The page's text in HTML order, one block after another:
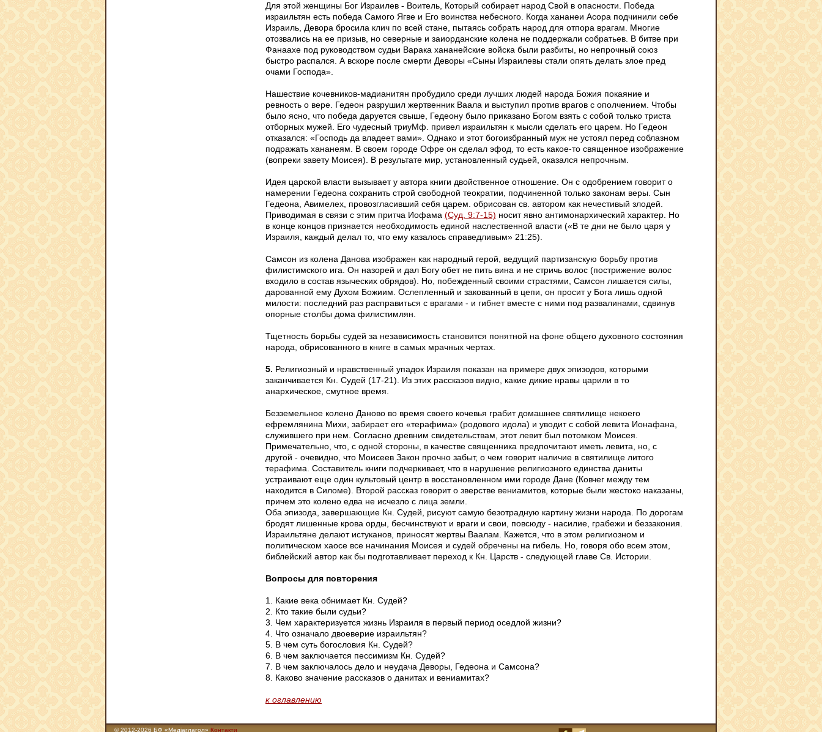
Для этой женщины Бог Израилев - Воитель, Который собирает народ Свой в опасности. Победа
израильтян есть победа Самого Ягве и Его воинства небесного. Когда хананеи Асора подчинили себе
Израиль, Девора бросила клич по всей стане, пытаясь собрать народ для отпора врагам. Многие
отозвались на ее призыв, но северные и заиорданские колена не поддержали собратьев. В битве при
Фанаахе под руководством судьи Варака хананейские войска были разбиты, но непрочный союз
быстро распался. А вскоре после смерти Деворы «Сыны Израилевы стали опять делать злое пред
очами Господа».
Нашествие кочевников-мадианитян пробудило среди лучших людей народа Божия покаяние и
ревность о вере. Гедеон разрушил жертвенник Ваала и выступил против врагов с ополчением. Чтобы
было ясно, что победа даруется свыше, Гедеону было приказано Богом взять с собой только триста
отборных мужей. Его чудесный триуМф. привел израильтян к мысли сделать его царем. Но Гедеон
отказался: «Господь да владеет вами». Однако и этот богоизбранный муж не устоял перед соблазном
подражать хананеям. В своем городе Офре он сделал эфод, то есть какое-то священное изображение
(вопреки завету Моисея). В результате мир, установленный судьей, оказался непрочным.
Идея царской власти вызывает у автора книги двойственное отношение. Он с одобрением говорит о
намерении Гедеона сохранить строй свободной теократии, подчиненной только законам веры. Сын
Гедеона, Авимелех, провозгласивший себя царем. обрисован св. автором как нечестивый злодей.
Приводимая в связи с этим притча Иофама (Суд. 9:7-15) носит явно антимонархический характер. Но
в конце концов признается необходимость единой наслественной власти («В те дни не было царя у
Израиля, каждый делал то, что ему казалось справедливым» 21:25).
Самсон из колена Данова изображен как народный герой, ведущий партизанскую борьбу против
филистимского ига. Он назорей и дал Богу обет не пить вина и не стричь волос (пострижение волос
входило в состав языческих обрядов). Но, побежденный своими страстями, Самсон лишается силы,
дарованной ему Духом Божиим. Ослепленный и закованный в цепи, он просит у Бога лишь одной
милости: последний раз расправиться с врагами - и гибнет вместе с ними под развалинами, сдвинув
опорные столбы дома филистимлян.
Тщетность борьбы судей за независимость становится понятной на фоне общего духовного состояния
народа, обрисованного в книге в самых мрачных чертах.
5. Религиозный и нравственный упадок Израиля показан на примере двух эпизодов, которыми
заканчивается Кн. Судей (17-21). Из этих рассказов видно, какие дикие нравы царили в то
анархическое, смутное время.
Безземельное колено Даново во время своего кочевья грабит домашнее святилище некоего
ефремлянина Михи, забирает его «терафима» (родового идола) и уводит с собой левита Ионафана,
служившего при нем. Согласно древним свидетельствам, этот левит был потомком Моисея.
Примечательно, что, с одной стороны, в качестве священника предпочитают иметь левита, но, с
другой - очевидно, что Моисеев Закон прочно забыт, о чем говорит наличие в святилище литого
терафима. Составитель книги подчеркивает, что в нарушение религиозного единства даниты
устраивают еще один культовый центр в восстановленном ими городе Дане (Ковчег между тем
находится в Силоме). Второй рассказ говорит о зверстве вениамитов, которые были жестоко наказаны,
причем это колено едва не исчезло с лица земли.
Оба эпизода, завершающие Кн. Судей, рисуют самую безотрадную картину жизни народа. По дорогам
бродят лишенные крова орды, бесчинствуют и враги и свои, повсюду - насилие, грабежи и беззакония.
Израильтяне делают истуканов, приносят жертвы Ваалам. Кажется, что в этом религиозном и
политическом хаосе все начинания Моисея и судей обречены на гибель. Но, говоря обо всем этом,
библейский автор как бы подготавливает переход к Кн. Царств - следующей главе Св. Истории.
Вопросы для повторения
1. Какие века обнимает Кн. Судей?
2. Кто такие были судьи?
3. Чем характеризуется жизнь Израиля в первый период оседлой жизни?
4. Что означало двоеверие израильтян?
5. В чем суть богословия Кн. Судей?
6. В чем заключается пессимизм Кн. Судей?
7. В чем заключалось дело и неудача Деворы, Гедеона и Самсона?
8. Каково значение рассказов о данитах и вениамитах?
к оглавлению
© 2012-2026 БФ «Медіаглагол» Контакти